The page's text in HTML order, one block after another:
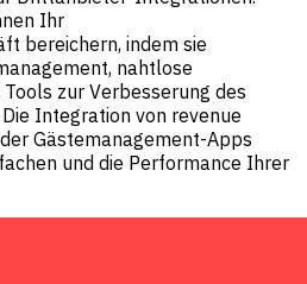
Ihr
bereichern, indem sie
nahtlose
zur Verbesserung des
Integration von revenue
Gästemanagement-Apps
und die Performance Ihrer